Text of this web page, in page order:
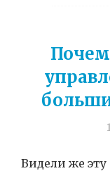
Видели же эту